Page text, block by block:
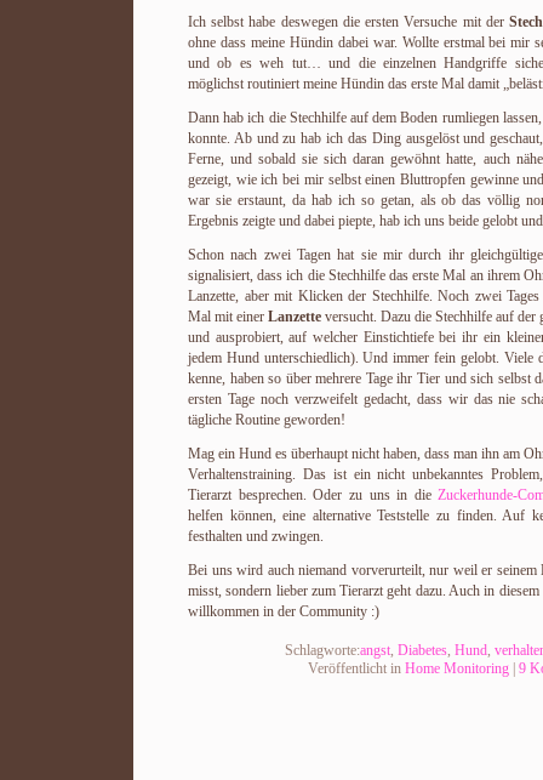
Ich selbst habe deswegen die ersten Versuche mit der
ohne dass meine Hündin dabei war. Wollte erstmal bei mir
und ob es weh tut… und die einzelnen Handgriffe
möglichst routiniert meine Hündin das erste Mal damit
Dann hab ich die Stechhilfe auf dem Boden rumliegen
konnte. Ab und zu hab ich das Ding ausgelöst und
Ferne, und sobald sie sich daran gewöhnt hatte, auch
gezeigt, wie ich bei mir selbst einen Bluttropfen gewinne
war sie erstaunt, da hab ich so getan, als ob das völlig
Ergebnis zeigte und dabei piepte, hab ich uns beide gelobt
Schon nach zwei Tagen hat sie mir durch ihr
signalisiert, dass ich die Stechhilfe das erste Mal an ihrem
Lanzette, aber mit Klicken der Stechhilfe. Noch zwei Tages
Mal mit einer Lanzette versucht. Dazu die Stechhilfe auf der
und ausprobiert, auf welcher Einstichtiefe bei ihr ein
jedem Hund unterschiedlich). Und immer fein gelobt. Viele
kenne, haben so über mehrere Tage ihr Tier und sich selbst
ersten Tage noch verzweifelt gedacht, dass wir das nie
tägliche Routine geworden!
Mag ein Hund es überhaupt nicht haben, dass man ihn am
Verhaltenstraining. Das ist ein nicht unbekanntes
Tierarzt besprechen. Oder zu uns in dieZuckerhunde-
helfen können, eine alternative Teststelle zu finden. Auf
festhalten und zwingen.
Bei uns wird auch niemand vorverurteilt, nur weil er
misst, sondern lieber zum Tierarzt geht dazu. Auch in
willkommen in der Community :)
Schlagworte:angst, Diabetes, Hund,
Veröffentlicht in Home Monitoring| 9